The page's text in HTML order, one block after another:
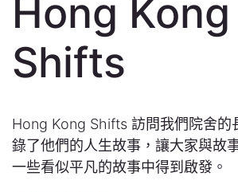
Hong Kong
Shifts
Hong Kong Shifts 訪問我們院舍的
錄了他們的人生故事，讓大家與故
一些看似平凡的故事中得到啟發。